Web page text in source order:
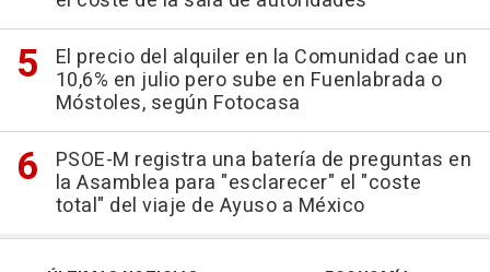
El precio del alquiler en la Comunidad cae un
10,6% en julio pero sube en Fuenlabrada o
Móstoles, según Fotocasa
PSOE-M registra una batería de preguntas en
la Asamblea para "esclarecer" el "coste
total" del viaje de Ayuso a México